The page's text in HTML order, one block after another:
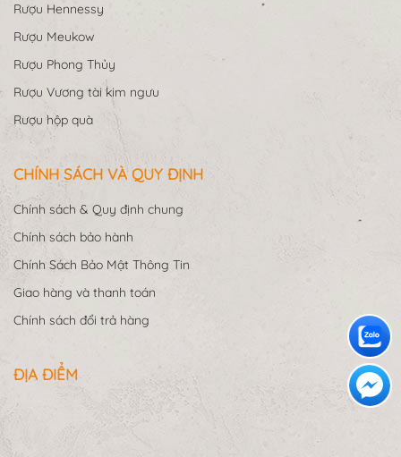
Rượu Hennessy
Rượu Meukow
Rượu Phong Thủy
Rượu Vương tài kim ngưu
Rượu hộp quà
CHÍNH SÁCH VÀ QUY ĐỊNH
Chính sách & Quy định chung
Chính sách bảo hành
Chính Sách Bảo Mật Thông Tin
Giao hàng và thanh toán
Chính sách đổi trả hàng
ĐỊA ĐIỂM